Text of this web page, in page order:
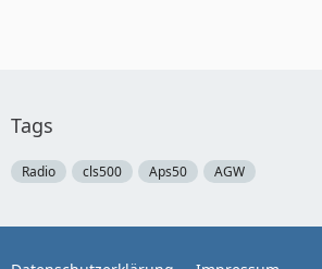
Tags
Radio cls500 Aps50 AGW